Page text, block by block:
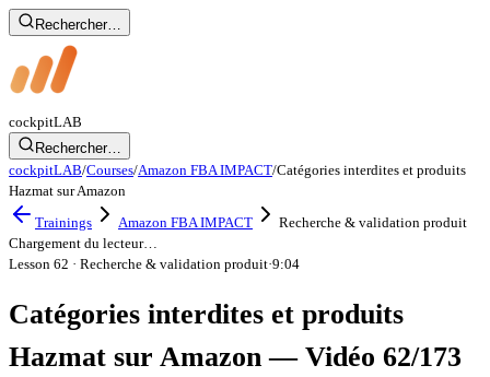
Rechercher…
cockpitLAB
Rechercher…
cockpitLAB/Courses/Amazon FBA IMPACT/Catégories interdites et produits
Hazmat sur Amazon
Trainings
Amazon FBA IMPACT
Recherche & validation produit
Chargement du lecteur…
Lesson 62 · Recherche & validation produit·9:04
Catégories interdites et produits
Hazmat sur Amazon — Vidéo 62/173